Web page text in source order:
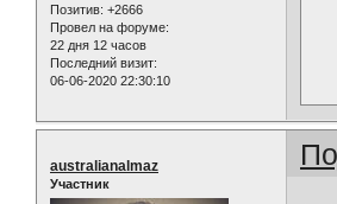
Позитив: +2666
Провел на форуме:
22 дня 12 часов
Последний визит:
06-06-2020 22:30:10
australianalmaz
Участник